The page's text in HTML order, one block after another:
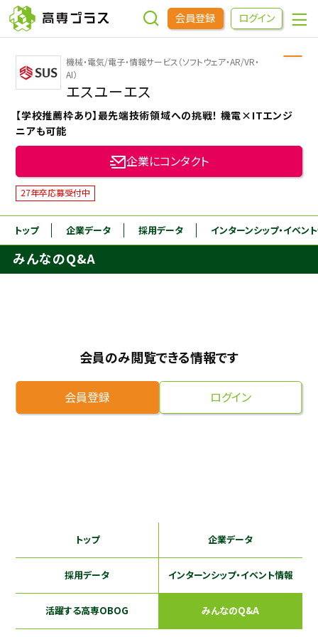
会員登録 ログイン
企業をさがす
進学先をさがす
インターンシップ・イベントをさがす
高専プラスセミナー
機械・電気/電子・情報サービス（ソフトウェア・AR/VR・
AI）
エスユーエス
【学校推薦枠あり】最先端技術領域への挑戦！ 機電×ITエンジ
ニアも可能
企業にコンタクト
27年卒応募受付中
トップ 企業データ 採用データ インターンシップ・イベン
みんなのQ&A
会員のみ閲覧できる情報です
会員登録 ログイン
トップ 企業データ
採用データ インターンシップ・イベント情報
活躍する高専OBOG みんなのQ&A